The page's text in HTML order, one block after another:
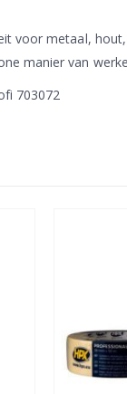
voor metaal,
manier van
703072